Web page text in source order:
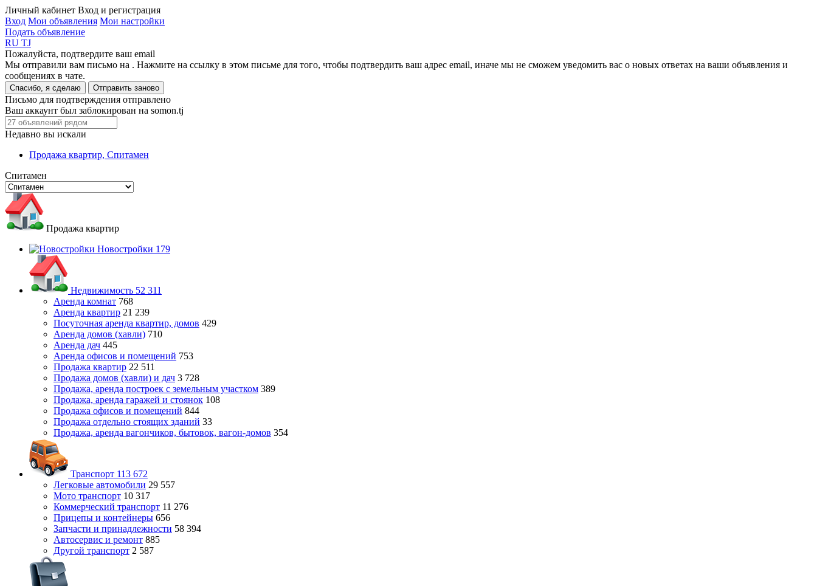
Личный кабинет Вход и регистрация
Вход Мои объявления Мои настройки
Подать объявление
RU TJ
Пожалуйста, подтвердите ваш email
Мы отправили вам письмо на . Нажмите на ссылку в этом письме для того, чтобы подтвердить ваш адрес email, иначе мы не сможем уведомить вас о новых ответах на ваши объявления и
сообщениях в чате.
Спасибо, я сделаю Отправить заново
Письмо для подтверждения отправлено
Ваш аккаунт был заблокирован на somon.tj
Недавно вы искали
Продажа квартир, Спитамен
Спитамен
Продажа квартир
Новостройки 179
Недвижимость 52 311
Аренда комнат 768
Аренда квартир 21 239
Посуточная аренда квартир, домов 429
Аренда домов (хавли) 710
Аренда дач 445
Аренда офисов и помещений 753
Продажа квартир 22 511
Продажа домов (хавли) и дач 3 728
Продажа, аренда построек с земельным участком 389
Продажа, аренда гаражей и стоянок 108
Продажа офисов и помещений 844
Продажа отдельно стоящих зданий 33
Продажа, аренда вагончиков, бытовок, вагон-домов 354
Транспорт 113 672
Легковые автомобили 29 557
Мото транспорт 10 317
Коммерческий транспорт 11 276
Прицепы и контейнеры 656
Запчасти и принадлежности 58 394
Автосервис и ремонт 885
Другой транспорт 2 587